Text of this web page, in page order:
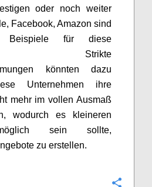
oder noch weiter
Facebook, Amazon sind
Beispiele für diese
Strikte
könnten dazu
Unternehmen ihre
mehr im vollen Ausmaß
wodurch es kleineren
sein sollte,
zu erstellen.